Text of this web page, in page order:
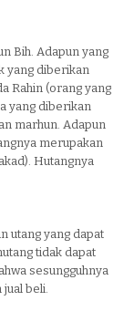
Bih. Adapun yang
yang diberikan
Rahin (orang yang
yang diberikan
marhun. Adapun
merupakan
Hutangnya
utang yang dapat
tidak dapat
sesungguhnya
beli.